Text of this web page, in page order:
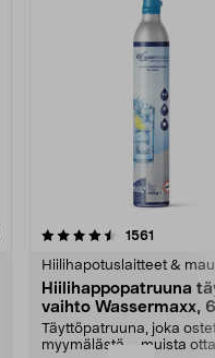
1561
Hiilihapotuslaitteet &
Hiilihappopatruuna
vaihto Wassermaxx,
Täyttöpatruuna, joka
myymälästä – muista
4.5viidestä